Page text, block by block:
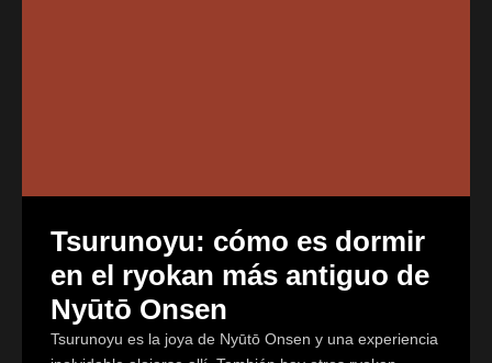
Tsurunoyu: cómo es dormir
en el ryokan más antiguo de
Nyūtō Onsen
Tsurunoyu es la joya de Nyūtō Onsen y una experiencia